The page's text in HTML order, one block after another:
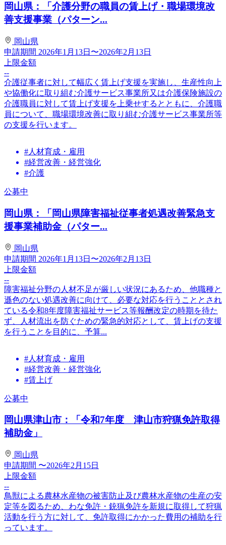
岡山県：「介護分野の職員の賃上げ・職場環境改
善支援事業（パターン...
岡山県
申請期間 2026年1月13日〜2026年2月13日
上限金額
--
介護従事者に対して幅広く賃上げ支援を実施し、生産性向上
や協働化に取り組む介護サービス事業所又は介護保険施設の
介護職員に対して賃上げ支援を上乗せするとともに、介護職
員について、職場環境改善に取り組む介護サービス事業所等
の支援を行います。
#人材育成・雇用
#経営改善・経営強化
#介護
公募中
岡山県：「岡山県障害福祉従事者処遇改善緊急支
援事業補助金（パター...
岡山県
申請期間 2026年1月13日〜2026年2月13日
上限金額
--
障害福祉分野の人材不足が厳しい状況にあるため、他職種と
遜色のない処遇改善に向けて、必要な対応を行うこととされ
ている令和8年度障害福祉サービス等報酬改定の時期を待た
ず、人材流出を防ぐための緊急的対応として、賃上げの支援
を行うことを目的に、予算...
#人材育成・雇用
#経営改善・経営強化
#賃上げ
公募中
岡山県津山市：「令和7年度 津山市狩猟免許取得
補助金」
岡山県
申請期間 〜2026年2月15日
上限金額
--
鳥獣による農林水産物の被害防止及び農林水産物の生産の安
定等を図るため、わな免許・銃猟免許を新規に取得して狩猟
活動を行う方に対して、免許取得にかかった費用の補助を行
っています。